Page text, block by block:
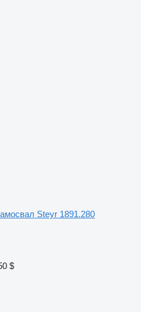
Steyr 1891.280
$